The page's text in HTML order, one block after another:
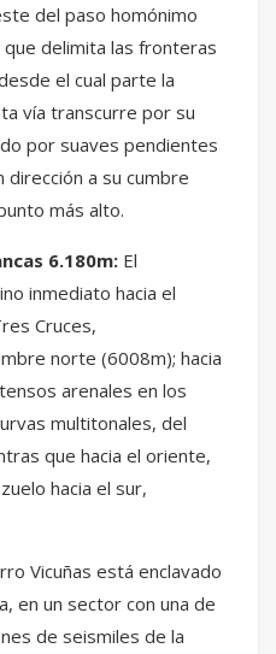
del paso homónimo
delimita las fronteras
el cual parte la
vía transcurre por su
por suaves pendientes
a su cumbre
más alto.
6.180m: El
inmediato hacia el
Cruces,
norte (6008m); hacia
arenales en los
multitonales, del
que hacia el oriente,
hacia el sur,
Vicuñas está enclavado
en un sector con una de
de seismiles de la